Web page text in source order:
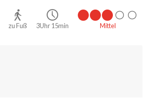
zu Fuß 3Uhr 15min Mittel